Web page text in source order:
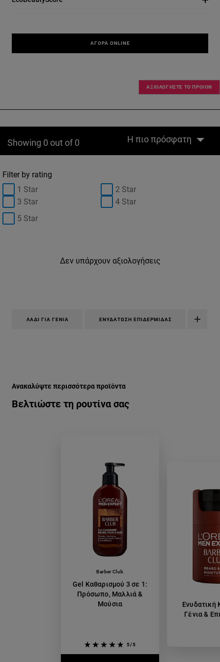
ΑΓΟΡΆ ONLINE
ΑΞΙΟΛΟΓΗΣΤΕ ΤΟ ΠΡΟΙΟΝ
Showing 0 out of 0 Η πιο πρόσφατη
Filter by rating
1 Star
2 Star
3 Star
4 Star
5 Star
Δεν υπάρχουν αξιολογήσεις
ΛΆΔΙ ΓΙΑ ΓΈΝΙΑ ΕΝΥΔΆΤΩΣΗ ΕΠΙΔΕΡΜΊΔΑΣ
Βελτιώστε τη ρουτίνα σας
Ανακαλύψτε περισσότερα προϊόντα
Barber Club
Gel Καθαρισμού 3 σε 1:
Πρόσωπο, Μαλλιά &
Μούσια
5/5
Ενυδατική
Γένια &